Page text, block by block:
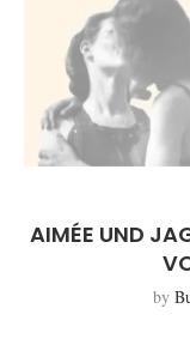
AIMÉE UND
by